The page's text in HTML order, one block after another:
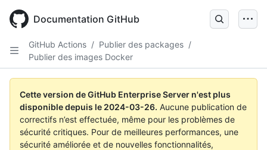
main
Documentation GitHub
GitHub Actions / Publier des packages /
Publier des images Docker
Cette version de GitHub Enterprise Server n'est plus
disponible depuis le 2024-03-26. Aucune publication de
correctifs n’est effectuée, même pour les problèmes de
sécurité critiques. Pour de meilleures performances, une
sécurité améliorée et de nouvelles fonctionnalités,